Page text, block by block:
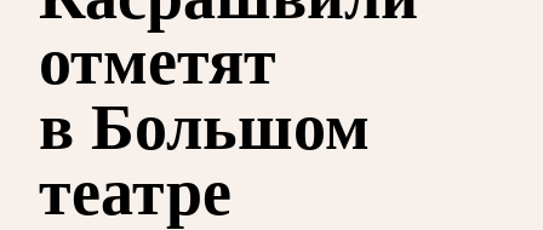
отметят
в Большом
театре